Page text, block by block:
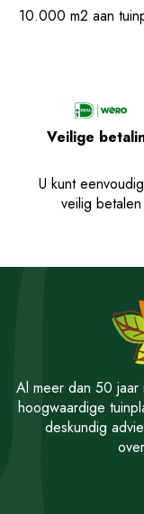
10.000 m2 aan
Veilige
U kunt
veilig betalen
Al meer dan 50 jaar
hoogwaardige
deskundig